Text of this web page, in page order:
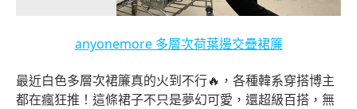
anyonemore 多層次荷葉邊交疊裙簾
最近白色多層次裙簾真的火到不行🔥，各種韓系穿搭博主
都在瘋狂推！這條裙子不只是夢幻可愛，還超級百搭，無